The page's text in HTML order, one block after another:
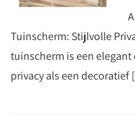
Tuinscherm: Stijlvolle
tuinscherm is een
privacy als een